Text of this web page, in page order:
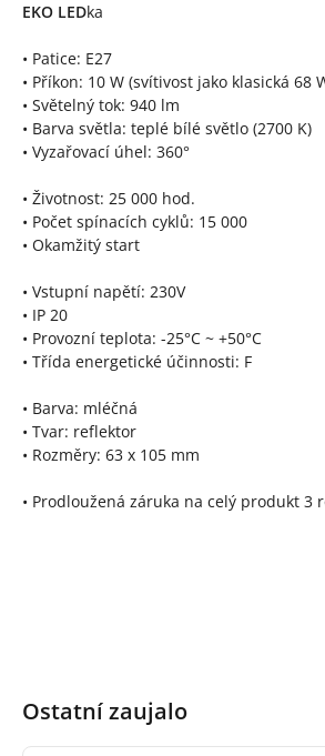
EKO LEDka
• Patice: E27
• Příkon: 10 W (svítivost jako klasická 68
• Světelný tok: 940 lm
• Barva světla: teplé bílé světlo (2700 K)
• Vyzařovací úhel: 360°
• Životnost: 25 000 hod.
• Počet spínacích cyklů: 15 000
• Okamžitý start
• Vstupní napětí: 230V
• IP 20
• Provozní teplota: -25°C ~ +50°C
• Třída energetické účinnosti: F
• Barva: mléčná
• Tvar: reflektor
• Rozměry: 63 x 105 mm
• Prodloužená záruka na celý produkt 3
Ostatní zaujalo